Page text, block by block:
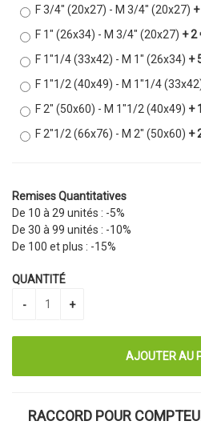
F 3/4" (20x27) - M 3/4" (20x27)
F 1" (26x34) - M 3/4" (20x27) + 2
F 1"1/4 (33x42) - M 1" (26x34) +
F 1"1/2 (40x49) - M 1"1/4
F 2" (50x60) - M 1"1/2 (40x49) +
F 2"1/2 (66x76) - M 2" (50x60) +
Remises Quantitatives
De 10 à 29 unités : -5%
De 30 à 99 unités : -10%
De 100 et plus : -15%
QUANTITÉ
RACCORD POUR